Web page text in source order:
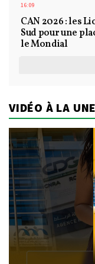
16:09
CAN 2026 : les
Sud pour une
le Mondial
VIDÉO À LA UNE